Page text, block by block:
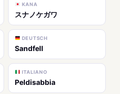
KANA
スナノケガワ
DEUTSCH
Sandfell
ITALIANO
Peldisabbia